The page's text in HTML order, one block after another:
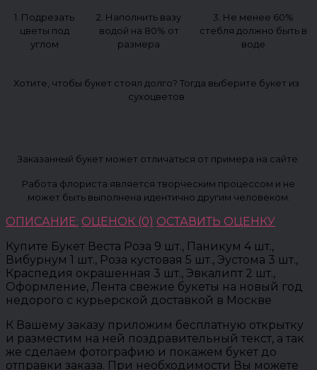
1. Подрезать
цветы под
углом
2. Наполнить вазу
водой на 80% от
размера
3. Не менее 60%
стебля должно быть в
воде
Хотите, чтобы букет стоял долго? Тогда выберите букет из
сухоцветов
Заказанный букет может отличаться от примера на сайте.
Работа флориста является творческим процессом и не
может быть выполнена идентично другим человеком.
ОПИСАНИЕ: ОЦЕНОК (0) ОСТАВИТЬ ОЦЕНКУ
Купите Букет Веста Роза 9 шт., Паникум 4 шт.,
Вибурнум 1 шт., Роза кустовая 5 шт., Эустома 3 шт.,
Краспедия окрашенная 3 шт., Эвкалипт 2 шт.,
Оформление, Лента свежие букеты на новый год
недорого с курьерской доставкой в Москве
К Вашему заказу приложим бесплатную открытку
и разместим на ней поздравительный текст, а так
же сделаем фотографию и покажем букет до
отправки заказа. При необходимости Вы можете